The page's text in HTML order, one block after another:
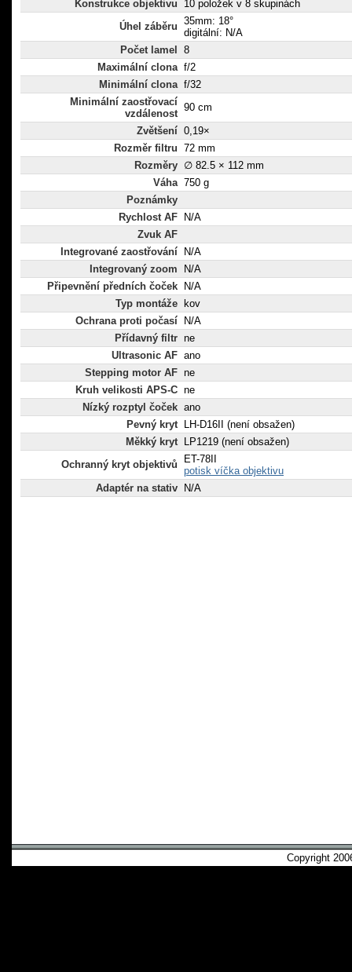
Konstrukce objektivu
10 položek v 8 skupinách
Úhel záběru 35mm: 18°
digitální: N/A
Počet lamel
8
Maximální clona f/2
Minimální clona f/32
Minimální zaostřovací
vzdálenost
90 cm
Zvětšení 0,19×
Rozměr filtru 72 mm
Rozměry ∅ 82.5 × 112 mm
Váha 750 g
Poznámky
Rychlost AF
N/A
Zvuk AF
Integrované zaostřování
N/A
Integrovaný zoom
N/A
Připevnění předních čoček
N/A
Typ montáže
kov
Ochrana proti počasí
N/A
Přídavný filtr ne
Ultrasonic AF ano
Stepping motor AF ne
Kruh velikosti APS-C ne
Nízký rozptyl čoček ano
Pevný kryt
LH-D16II (není obsažen)
Měkký kryt
LP1219 (není obsažen)
Ochranný kryt objektivů
ET-78II
potisk víčka objektivu
Adaptér na stativ
N/A
Copyright